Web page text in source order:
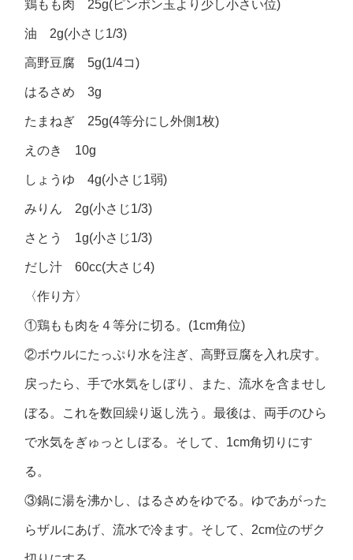
鶏もも肉 25g(ピンポン玉より少し小さい位)
油 2g(小さじ1/3)
高野豆腐 5g(1/4コ)
はるさめ 3g
たまねぎ 25g(4等分にし外側1枚)
えのき 10g
しょうゆ 4g(小さじ1弱)
みりん 2g(小さじ1/3)
さとう 1g(小さじ1/3)
だし汁 60cc(大さじ4)
〈作り方〉
①鶏もも肉を４等分に切る。(1cm角位)
②ボウルにたっぷり水を注ぎ、高野豆腐を入れ戻す。
戻ったら、手で水気をしぼり、また、流水を含ませし
ぼる。これを数回繰り返し洗う。最後は、両手のひら
で水気をぎゅっとしぼる。そして、1cm角切りにす
る。
③鍋に湯を沸かし、はるさめをゆでる。ゆであがった
らザルにあげ、流水で冷ます。そして、2cm位のザク